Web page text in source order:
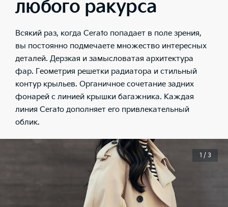
любого ракурса
Всякий раз, когда Cerato попадает в поле зрения,
вы постоянно подмечаете множество интересных
деталей. Дерзкая и замысловатая архитектура
фар. Геометрия решетки радиатора и стильный
контур крыльев. Органичное сочетание задних
фонарей с линией крышки багажника. Каждая
линия Cerato дополняет его привлекательный
облик.
1 / 3